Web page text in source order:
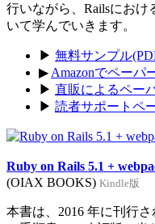
行いながら、Railsにお
いて学んでいきます。
▶ 無料サンプル
▶ Amazonでペーパ
▶ 直販によるペー
▶ 読者サポートペ
Ruby on Rails 5.1 +
(OIAX BOOKS) Kindle版
本書は、2016 年に刊行さ